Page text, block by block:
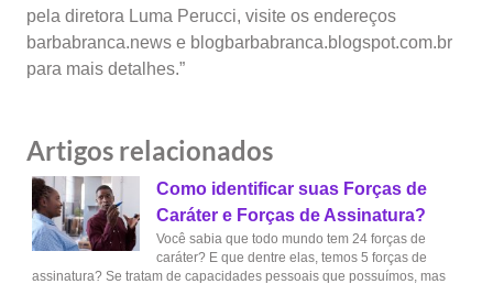
pela diretora Luma Perucci, visite os endereços
barbabranca.news e blogbarbabranca.blogspot.com.br
para mais detalhes.”
Artigos relacionados
Como identificar suas Forças de
Caráter e Forças de Assinatura?
Você sabia que todo mundo tem 24 forças de
caráter? E que dentre elas, temos 5 forças de
assinatura? Se tratam de capacidades pessoais que possuímos, mas